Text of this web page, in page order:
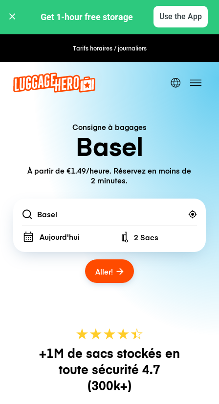
Get 1-hour free storage Use the App
Tarifs horaires / journaliers
Consigne à bagages
Basel
À partir de €1.49/heure. Réservez en moins de
2 minutes.
Location
Aujourd'hui Number of bags
2 Sacs
Aller!
★★★★☆
★
+1M de sacs stockés en
toute sécurité 4.7
(300k+)